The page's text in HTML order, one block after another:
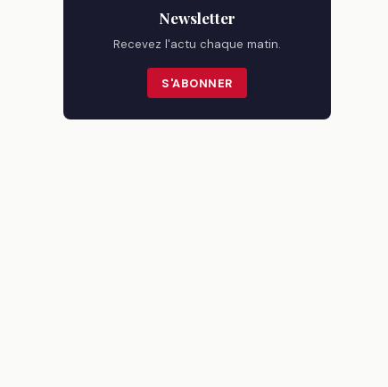
Newsletter
Recevez l'actu chaque matin.
S'ABONNER